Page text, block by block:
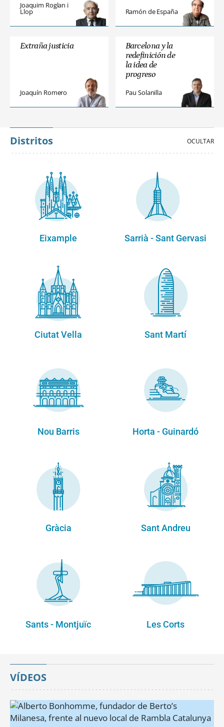
Joaquim Roglan i
Llop Ramón de España
Extraña justicia
Joaquín Romero
Barcelona y la
redefinición de
la idea de
progreso
Pau Solanilla
Distritos
Eixample Sarrià - Sant Gervasi
Ciutat Vella Sant Martí
Nou Barris Horta - Guinardó
Gràcia Sant Andreu
Sants - Montjuïc Les Corts
VÍDEOS